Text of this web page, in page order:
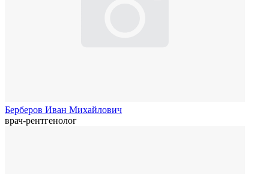
Берберов Иван Михайлович
врач-рентгенолог